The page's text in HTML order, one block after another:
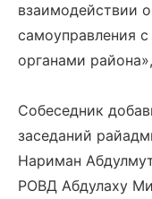
взаимодействии
самоуправления
органами
Собеседник
заседаний
Нариман
РОВД Абдулаху